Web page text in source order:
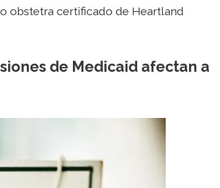
obstetra certificado de Heartland
de Medicaid afectan a